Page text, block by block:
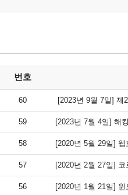
번호
60 [2023년 9월 7일] 제
59 [2023년 7월 4일] 해
58 [2020년 5월 29일]
57 [2020년 2월 27일]
56 [2020년 1월 21일]